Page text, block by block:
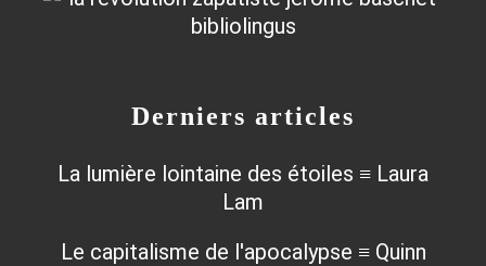
Derniers articles
La lumière lointaine des étoiles ≡ Laura
Lam
Le capitalisme de l'apocalypse ≡ Quinn